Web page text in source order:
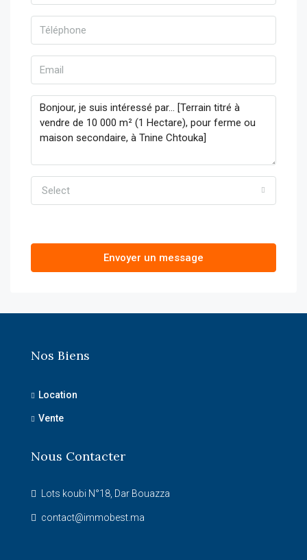
Select
Envoyer un message
Nos Biens
Location
Vente
Nous Contacter
Lots koubi N°18, Dar Bouazza
contact@immobest.ma